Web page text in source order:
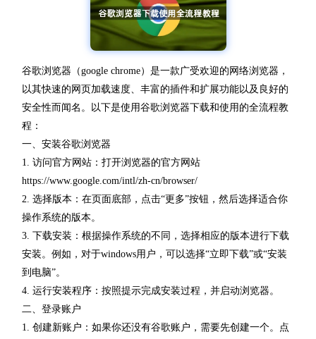
谷歌浏览器（google chrome）是一款广受欢迎的网络浏览器，
以其快速的网页加载速度、丰富的插件和扩展功能以及良好的
安全性而闻名。以下是使用谷歌浏览器下载和使用的全流程教
程：
一、安装谷歌浏览器
1. 访问官方网站：打开浏览器的官方网站
https://www.google.com/intl/zh-cn/browser/
2. 选择版本：在页面底部，点击“更多”按钮，然后选择适合你
操作系统的版本。
3. 下载安装：根据操作系统的不同，选择相应的版本进行下载
安装。例如，对于windows用户，可以选择“立即下载”或“安装
到电脑”。
4. 运行安装程序：按照提示完成安装过程，并启动浏览器。
二、登录账户
1. 创建新账户：如果你还没有谷歌账户，需要先创建一个。点